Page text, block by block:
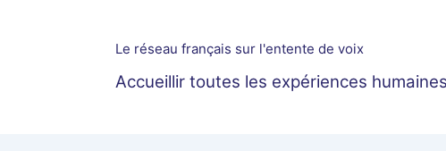
Le réseau français sur l'entente de voix
Accueillir toutes les expériences humaines